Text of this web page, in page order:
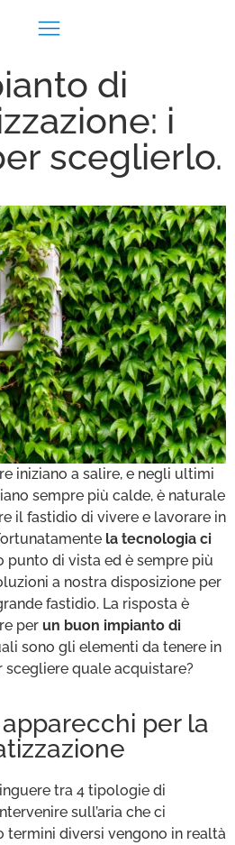
di
i
sceglierlo.
iniziano a salire, e negli ultimi
sempre più calde, è naturale
il fastidio di vivere e lavorare in
la tecnologia ci
punto di vista ed è sempre più
a nostra disposizione per
fastidio. La risposta è
per un buon impianto di
sono gli elementi da tenere in
scegliere quale acquistare?
per la
tra 4 tipologie di
sull’aria che ci
termini diversi vengono in realtà